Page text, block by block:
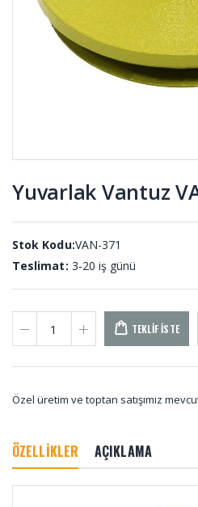
Yuvarlak Vantuz
Stok Kodu:VAN-371
Teslimat: 3-20 iş günü
TEKLIF İSTE
Özel üretim ve toptan satışımız
ÖZELLİKLER AÇIKLAMA
Palet
Lastikleri
PAL-001
Silikon
Hortumlar